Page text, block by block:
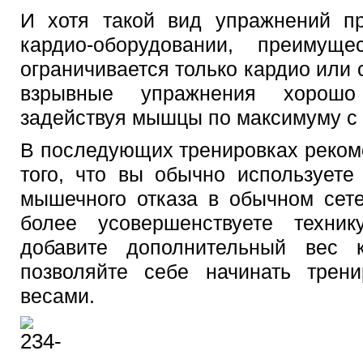
И хотя такой вид упражнений
кардио-оборудовании,
ограничивается только кардио
взрывные упражнения
задействуя мышцы по максимуму с
В последующих тренировках
того, что вы обычно
мышечного отказа в обычном
более усовершенствуете
добавите дополнительный
позволяйте себе начинать
весами.